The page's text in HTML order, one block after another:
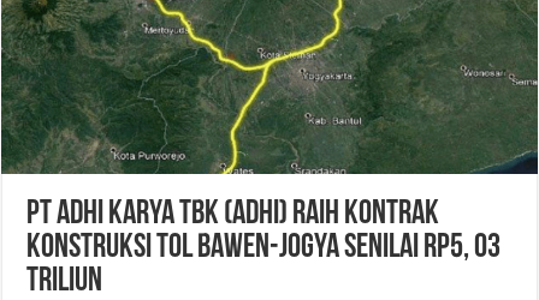
PT Adhi Karya Tbk (ADHI) Raih Kontrak
Konstruksi Tol Bawen-Jogya Senilai Rp5, 03
Triliun